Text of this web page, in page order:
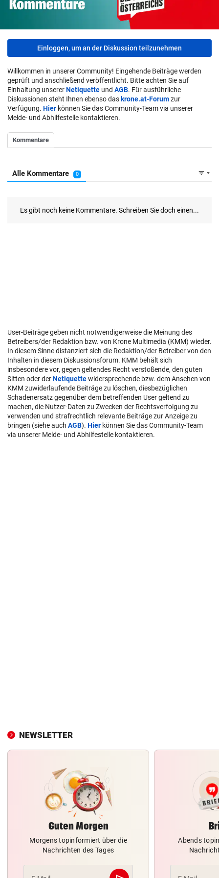
Einloggen, um an der Diskussion teilzunehmen
Willkommen in unserer Community! Eingehende Beiträge werden
geprüft und anschließend veröffentlicht. Bitte achten Sie auf
Einhaltung unsererNetiquette und AGB. Für ausführliche
Diskussionen steht Ihnen ebenso das krone.at-Forumzur
Verfügung. Hier können Sie das Community-Team via unserer
Melde- und Abhilfestelle kontaktieren.
User-Beiträge geben nicht notwendigerweise die Meinung des
Betreibers/der Redaktion bzw. von Krone Multimedia (KMM) wieder.
In diesem Sinne distanziert sich die Redaktion/der Betreiber von den
Inhalten in diesem Diskussionsforum. KMM behält sich
insbesondere vor, gegen geltendes Recht verstoßende, den guten
Sitten oder derNetiquettewidersprechende bzw. dem Ansehen von
KMM zuwiderlaufende Beiträge zu löschen, diesbezüglichen
Schadenersatz gegenüber dem betreffenden User geltend zu
machen, die Nutzer-Daten zu Zwecken der Rechtsverfolgung zu
verwenden und strafrechtlich relevante Beiträge zur Anzeige zu
bringen (siehe auch AGB). Hier können Sie das Community-Team
via unserer Melde- und Abhilfestelle kontaktieren.
NEWSLETTER
Guten Morgen
Morgens topinformiert über die
Nachrichten des Tages
Abends